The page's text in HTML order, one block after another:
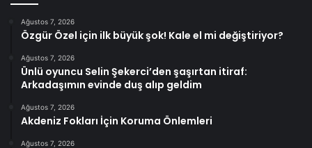
Ağustos 7, 2026
Özgür Özel için ilk büyük şok! Kale el mi değiştiriyor?
Ağustos 7, 2026
Ünlü oyuncu Selin Şekerci’den şaşırtan itiraf:
Arkadaşımın evinde duş alıp geldim
Ağustos 7, 2026
Akdeniz Fokları İçin Koruma Önlemleri
Ağustos 7, 2026